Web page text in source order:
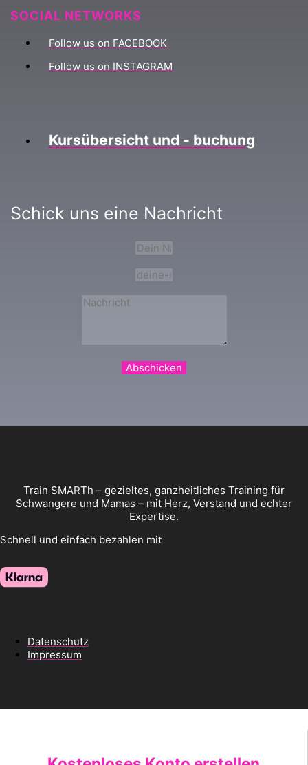
SOCIAL NETWORKS
Follow us on FACEBOOK
Follow us on INSTAGRAM
Kursübersicht und - buchung
Schick uns eine Nachricht
Abschicken
Train SMARTh – gezieltes, ganzheitliches Training für
Schwangere und Mamas – mit Herz, Verstand und echter
Expertise.
Schnell und einfach bezahlen mit
Datenschutz
Impressum